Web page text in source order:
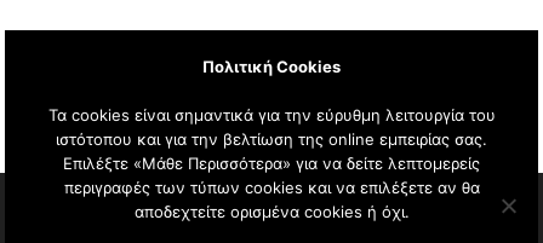
Copyright © 2020 AG Pharm. All Rights Reserved.
Πολιτική Cookies
Τα cookies είναι σημαντικά για την εύρυθμη λειτουργία του
ιστότοπου και για την βελτίωση της online εμπειρίας σας.
Επιλέξτε «Μάθε Περισσότερα» για να δείτε λεπτομερείς
περιγραφές των τύπων cookies και να επιλέξετε αν θα
αποδεχτείτε ορισμένα cookies ή όχι.